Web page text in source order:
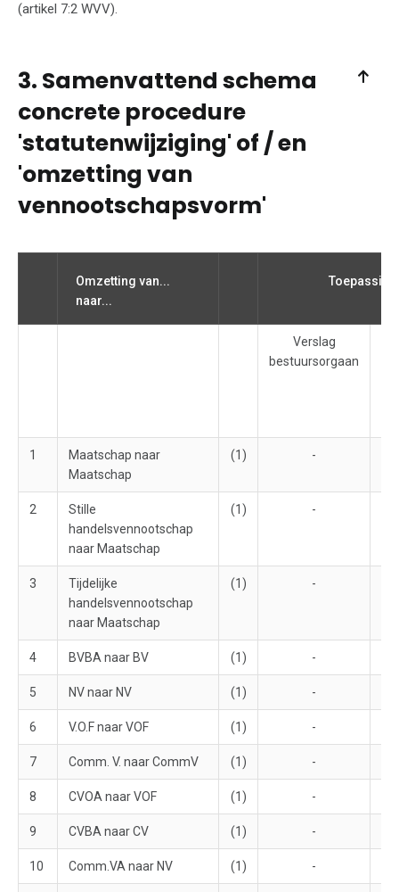
(artikel 7:2 WVV).
3. Samenvattend schema
concrete procedure
'statutenwijziging' of / en
'omzetting van
vennootschapsvorm'
Omzetting van...
naar...
Toepassing
Verslag
bestuursorgaan
1
Maatschap naar
Maatschap
(1) -
2
Stille
handelsvennootschap
naar Maatschap
(1) -
3
Tijdelijke
handelsvennootschap
naar Maatschap
(1) -
4 BVBA naar BV (1) -
5 NV naar NV (1) -
6 V.O.F naar VOF (1) -
7 Comm. V. naar CommV (1) -
8 CVOA naar VOF (1) -
9 CVBA naar CV (1) -
10 Comm.VA naar NV (1) -